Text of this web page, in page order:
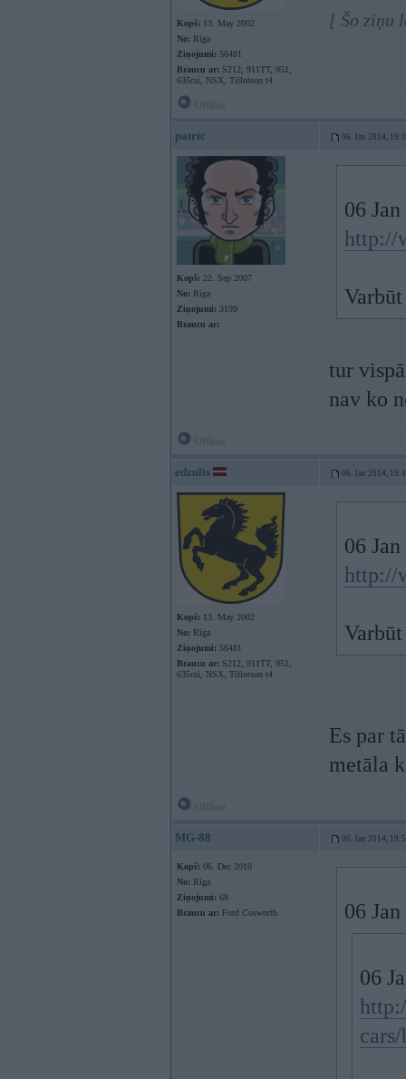
Kopš: 13. May 2002
No: Rīga
Ziņojumi: 56481
Braucu ar: S212, 911TT, 951,
635csi, NSX, Tillotson t4
[ Šo ziņu
patric 06. Jan 2014,
Kopš: 22. Sep 2007
No: Rīga
Ziņojumi: 3199
Braucu ar:
06
http://
tur
nav ko
edzulis 06. Jan 2014,
Kopš: 13. May 2002
No: Rīga
Ziņojumi: 56481
Braucu ar: S212, 911TT, 951,
635csi, NSX, Tillotson t4
06
http://
Es par
metāla
MG-88 06. Jan 2014,
Kopš: 06. Dec 2010
No: Rīga
Ziņojumi: 68
Braucu ar: Ford Cosworth 06
06